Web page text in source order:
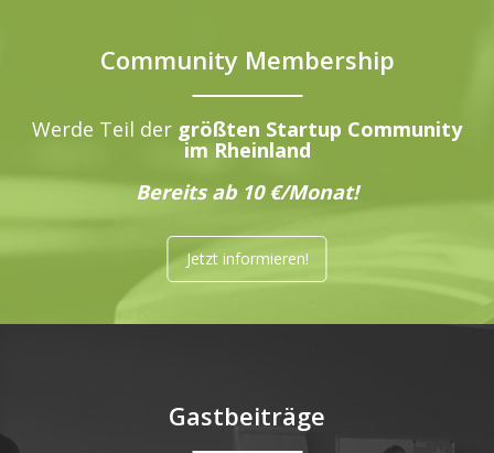
Community Membership
Werde Teil der größten Startup Community
im Rheinland
Bereits ab 10 €/Monat!
Jetzt informieren!
Gastbeiträge